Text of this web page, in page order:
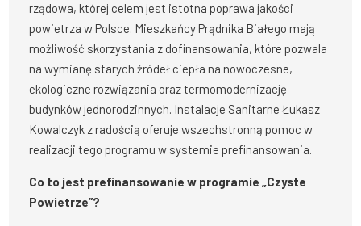
rządowa, której celem jest istotna poprawa jakości
powietrza w Polsce. Mieszkańcy Prądnika Białego mają
możliwość skorzystania z dofinansowania, które pozwala
na wymianę starych źródeł ciepła na nowoczesne,
ekologiczne rozwiązania oraz termomodernizację
budynków jednorodzinnych. Instalacje Sanitarne Łukasz
Kowalczyk z radością oferuje wszechstronną pomoc w
realizacji tego programu w systemie prefinansowania.
Co to jest prefinansowanie w programie „Czyste
Powietrze”?